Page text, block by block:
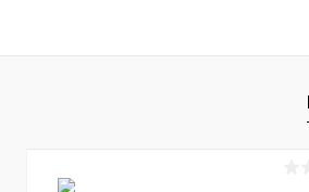
Купить в 1 клик Сравнение